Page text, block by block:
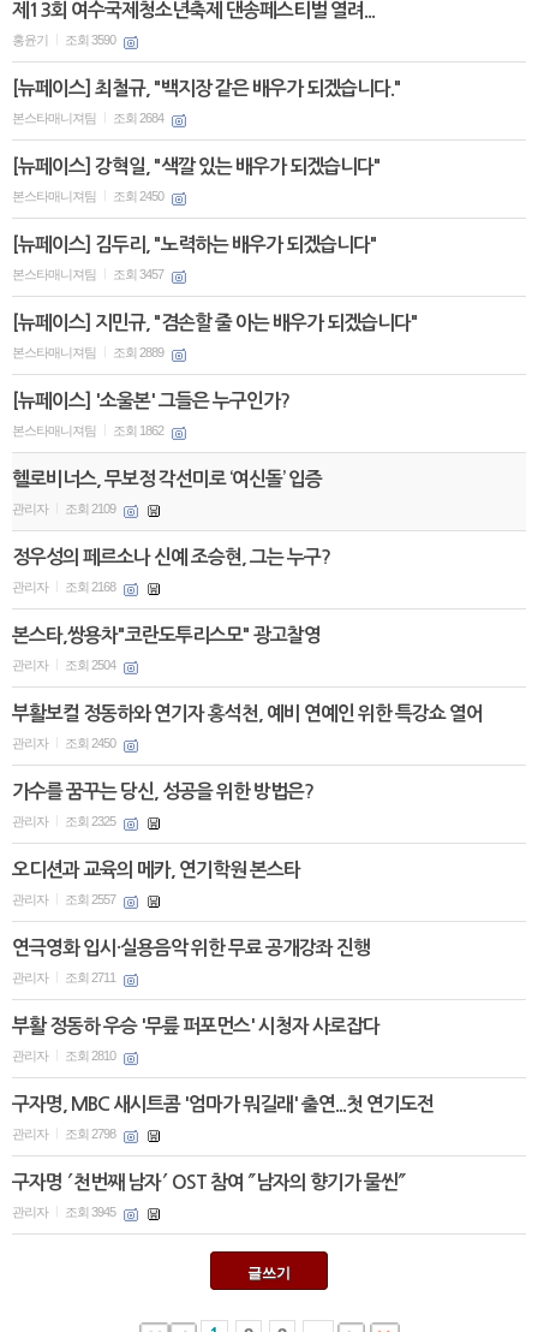
제13회 여수국제청소년축제 댄송페스티벌 열려...
홍윤기 조회 3590
[뉴페이스] 최철규, "백지장 같은 배우가 되겠습니다."
본스타매니져팀 조회 2684
[뉴페이스] 강혁일, "색깔 있는 배우가 되겠습니다"
본스타매니져팀 조회 2450
[뉴페이스] 김두리, "노력하는 배우가 되겠습니다"
본스타매니져팀 조회 3457
[뉴페이스] 지민규, "겸손할 줄 아는 배우가 되겠습니다"
본스타매니져팀 조회 2889
[뉴페이스] '소울본' 그들은 누구인가?
본스타매니져팀 조회 1862
헬로비너스, 무보정 각선미로 ‘여신돌’ 입증
관리자 조회 2109
정우성의 페르소나 신예 조승현, 그는 누구?
관리자 조회 2168
본스타,쌍용차"코란도투리스모" 광고찰영
관리자 조회 2504
부활보컬 정동하와 연기자 홍석천, 예비 연예인 위한 특강쇼 열어
관리자 조회 2450
가수를 꿈꾸는 당신, 성공을 위한 방법은?
관리자 조회 2325
오디션과 교육의 메카, 연기학원 본스타
관리자 조회 2557
연극영화 입시·실용음악 위한 무료 공개강좌 진행
관리자 조회 2711
부활 정동하 우승 '무릎 퍼포먼스' 시청자 사로잡다
관리자 조회 2810
구자명, MBC 새시트콤 '엄마가 뭐길래' 출연...첫 연기도전
관리자 조회 2798
구자명 ′천번째 남자′ OST 참여 ″남자의 향기가 물씬″
관리자 조회 3945
글쓰기